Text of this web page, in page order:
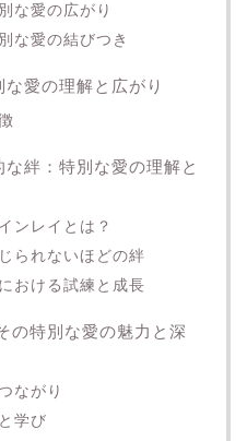
な愛の広がり
な愛の結びつき
愛の理解と広がり
絆：特別な愛の理解と
ンレイとは？
られないほどの絆
おける試練と成長
の特別な愛の魅力と深
ながり
学び